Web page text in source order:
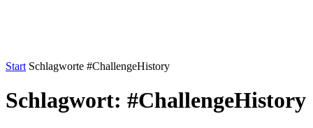
Start Schlagworte #ChallengeHistory
Schlagwort: #ChallengeHistory